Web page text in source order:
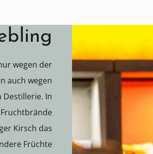
wegen der
auch wegen
Destillerie. In
Kirsch das
Früchte